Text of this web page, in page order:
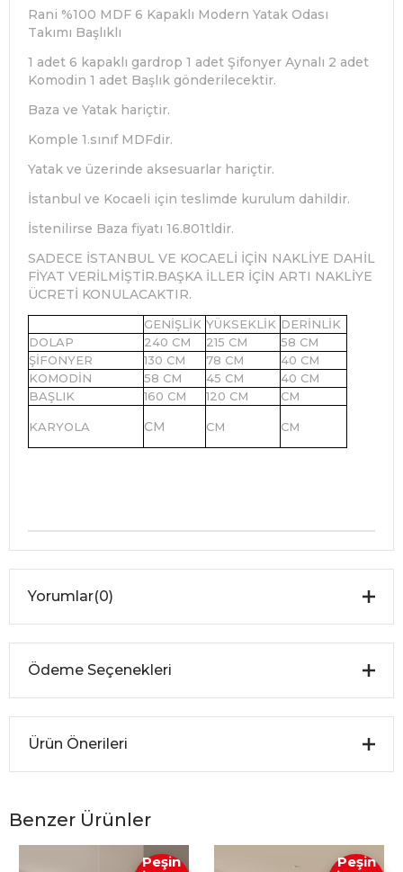
Rani %100 MDF 6 Kapaklı Modern Yatak Odası
Takımı Başlıklı
1 adet 6 kapaklı gardrop 1 adet Şifonyer Aynalı 2 adet
Komodin 1 adet Başlık gönderilecektir.
Baza ve Yatak hariçtir.
Komple 1.sınıf MDFdir.
Yatak ve üzerinde aksesuarlar hariçtir.
İstanbul ve Kocaeli için teslimde kurulum dahildir.
İstenilirse Baza fiyatı 16.801tldir.
SADECE İSTANBUL VE KOCAELİ İÇİN NAKLİYE DAHİL
FİYAT VERİLMİŞTİR.BAŞKA İLLER İÇİN ARTI NAKLİYE
ÜCRETİ KONULACAKTIR.
GENİŞLİK YÜKSEKLİK DERİNLİK
DOLAP
240 CM 215 CM
58 CM
ŞİFONYER
130 CM 78 CM
40 CM
KOMODİN
58 CM 45 CM
40 CM
BAŞLIK
160 CM 120 CM CM
KARYOLA CM CM CM
Yorumlar(0)
Ödeme Seçenekleri
Ürün Önerileri
Benzer Ürünler
Peşin
Peşin